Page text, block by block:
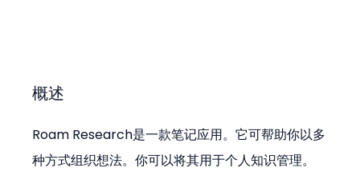
概述
Roam Research是一款笔记应用。它可帮助你以多
种方式组织想法。你可以将其用于个人知识管理。